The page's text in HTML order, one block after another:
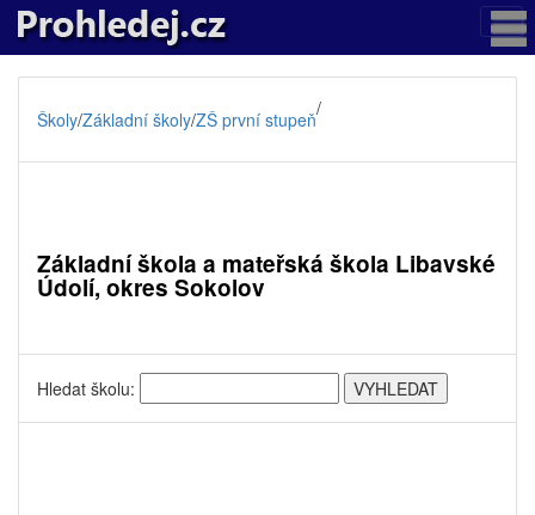
Školy/Základní školy/ZŠ první stupeň/
Základní škola a mateřská škola Libavské
Údolí, okres Sokolov
Hledat školu: